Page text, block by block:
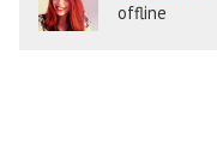
offline